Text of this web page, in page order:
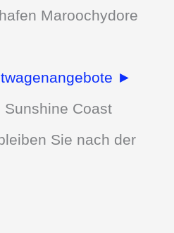
Maroochydore
►
Coast
Sie nach der